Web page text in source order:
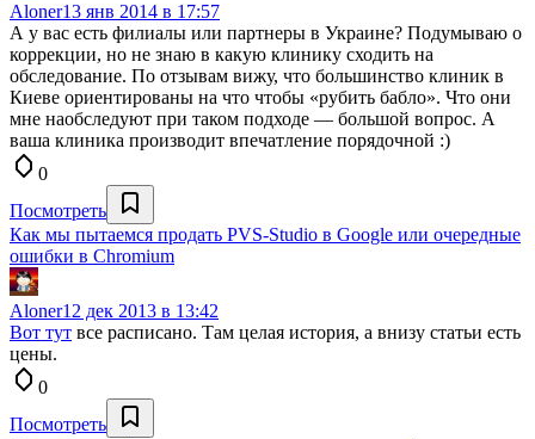
Aloner13 янв 2014 в 17:57
А у вас есть филиалы или партнеры в Украине? Подумываю о
коррекции, но не знаю в какую клинику сходить на
обследование. По отзывам вижу, что большинство клиник в
Киеве ориентированы на что чтобы «рубить бабло». Что они
мне наобследуют при таком подходе — большой вопрос. А
ваша клиника производит впечатление порядочной :)
0
Посмотреть
Как мы пытаемся продать PVS-Studio в Google или очередные
ошибки в Chromium
Aloner12 дек 2013 в 13:42
Вот тут все расписано. Там целая история, а внизу статьи есть
цены.
0
Посмотреть